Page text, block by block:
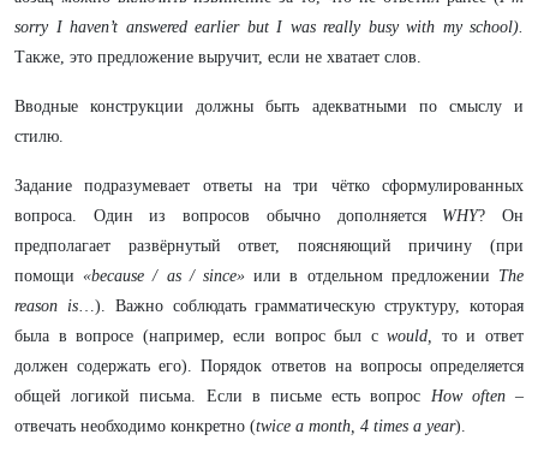
sorry I haven’t answered earlier but I was really busy with my school).
Также, это предложение выручит, если не хватает слов.
Вводные конструкции должны быть адекватными по смыслу и
стилю.
Задание подразумевает ответы на три чётко сформулированных
вопроса. Один из вопросов обычно дополняется WHY? Он
предполагает развёрнутый ответ, поясняющий причину (при
помощи«because / as / since» или в отдельном предложении The
reason is…). Важно соблюдать грамматическую структуру, которая
была в вопросе (например, если вопрос был сwould, то и ответ
должен содержать его). Порядок ответов на вопросы определяется
общей логикой письма. Если в письме есть вопрос How often–
отвечать необходимо конкретно (twice a month, 4 times a year).